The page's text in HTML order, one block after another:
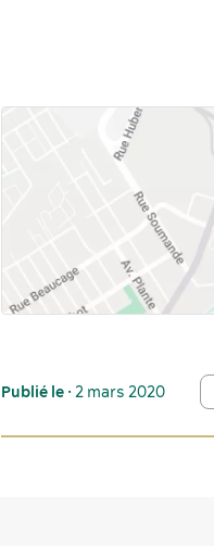
Publié le • 2 mars 2020